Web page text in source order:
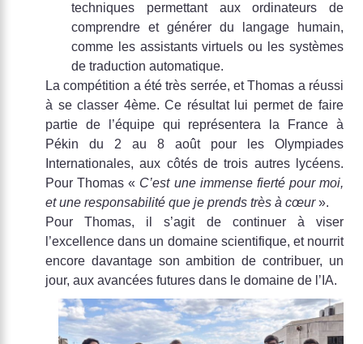
techniques permettant aux ordinateurs de
comprendre et générer du langage humain,
comme les assistants virtuels ou les systèmes
de traduction automatique.
La compétition a été très serrée, et Thomas a réussi
à se classer 4ème. Ce résultat lui permet de faire
partie de l’équipe qui représentera la France à
Pékin du 2 au 8 août pour les Olympiades
Internationales, aux côtés de trois autres lycéens.
Pour Thomas « C’est une immense fierté pour moi,
et une responsabilité que je prends très à cœur».
Pour Thomas, il s’agit de continuer à viser
l’excellence dans un domaine scientifique, et nourrit
encore davantage son ambition de contribuer, un
jour, aux avancées futures dans le domaine de l’IA.